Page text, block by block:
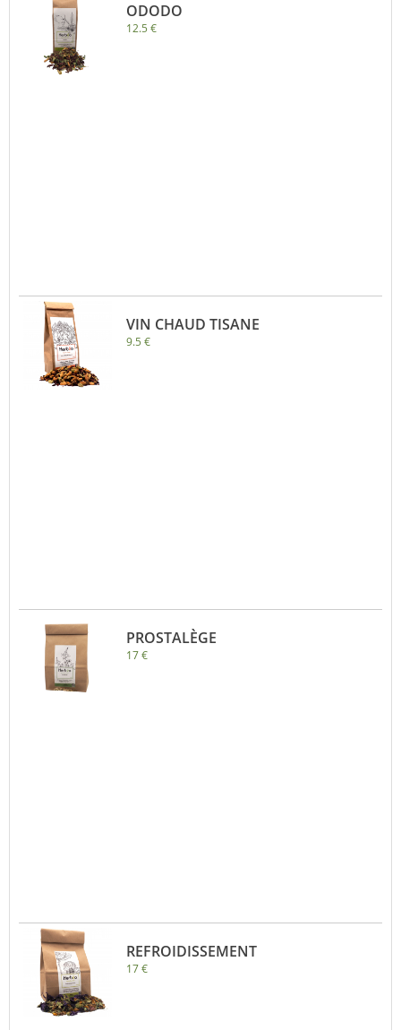
ODODO
12.5 €
VIN CHAUD TISANE
9.5 €
PROSTALÈGE
17 €
REFROIDISSEMENT
17 €